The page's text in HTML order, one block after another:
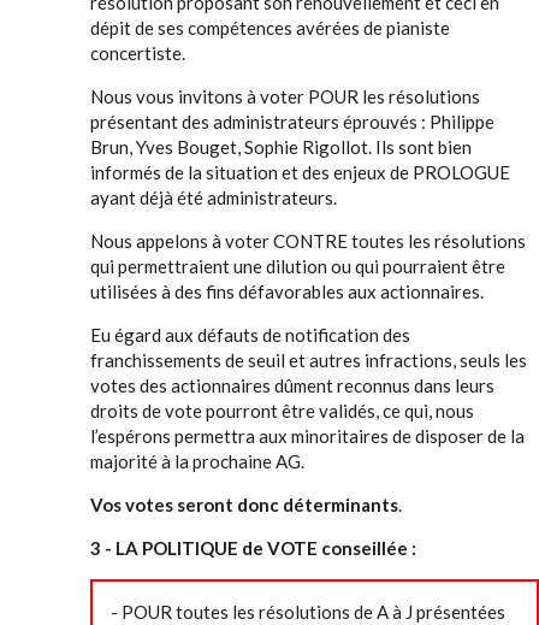
dépit de ses compétences avérées de pianiste
concertiste.
Nous vous invitons à voter POUR les résolutions
présentant des administrateurs éprouvés : Philippe
Brun, Yves Bouget, Sophie Rigollot. Ils sont bien
informés de la situation et des enjeux de PROLOGUE
ayant déjà été administrateurs.
Nous appelons à voter CONTRE toutes les résolutions
qui permettraient une dilution ou qui pourraient être
utilisées à des fins défavorables aux actionnaires.
Eu égard aux défauts de notification des
franchissements de seuil et autres infractions, seuls les
votes des actionnaires dûment reconnus dans leurs
droits de vote pourront être validés, ce qui, nous
l’espérons permettra aux minoritaires de disposer de la
majorité à la prochaine AG.
Vos votes seront donc déterminants.
3 - LA POLITIQUE de VOTE conseillée :
- POUR toutes les résolutions de A à J présentées